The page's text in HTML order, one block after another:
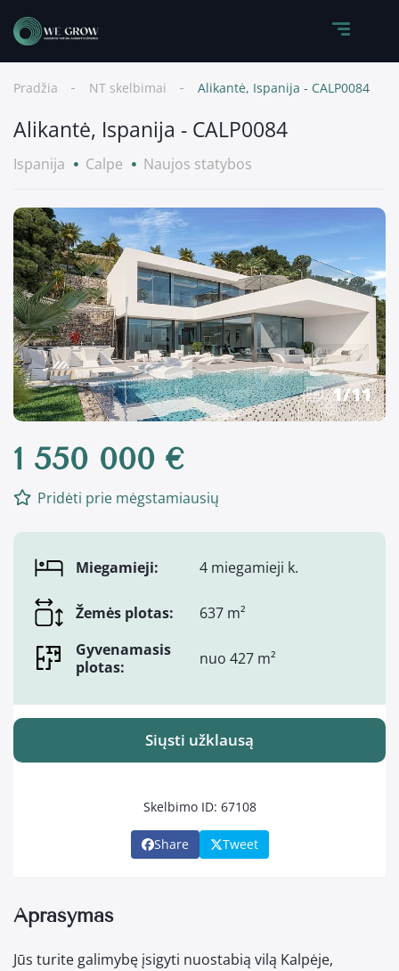
Pradžia NT skelbimai Alikantė, Ispanija - CALP0084
Alikantė, Ispanija - CALP0084
Ispanija Calpe Naujos statybos
1/11
1 550 000 €
Pridėti prie mėgstamiausių
Miegamieji: 4 miegamieji k.
Žemės plotas:
637 m²
Gyvenamasis
plotas:
nuo 427 m²
Siųsti užklausą
Skelbimo ID: 67108
Share Tweet
Aprašymas
Jūs turite galimybę įsigyti nuostabią vilą Kalpėje,